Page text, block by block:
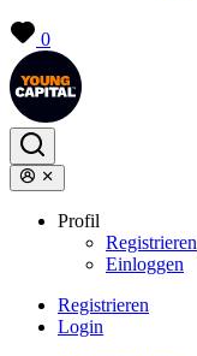
0
Profil
Registrieren
Einloggen
Registrieren
Login